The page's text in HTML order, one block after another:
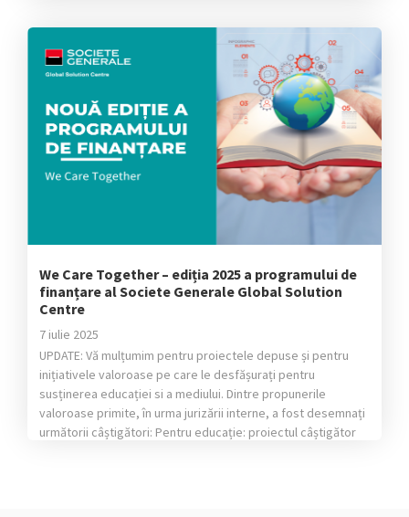
următorii câștigători: Pentru educație: proiectul câștigător
este „Centrul de accesibilizare a manualelor STEM pentru
nevăzători” al Fundației „Cartea Călătoare” Pentru mediu:
We Care Together – ediția 2025 a programului de
finanțare al Societe Generale Global Solution
Centre
7 iulie 2025
UPDATE: Vă mulțumim pentru proiectele depuse și pentru
inițiativele valoroase pe care le desfășurați pentru
susținerea educației si a mediului. Dintre propunerile
valoroase primite, în urma jurizării interne, a fost desemnați
următorii câștigători: Pentru educație: proiectul câștigător